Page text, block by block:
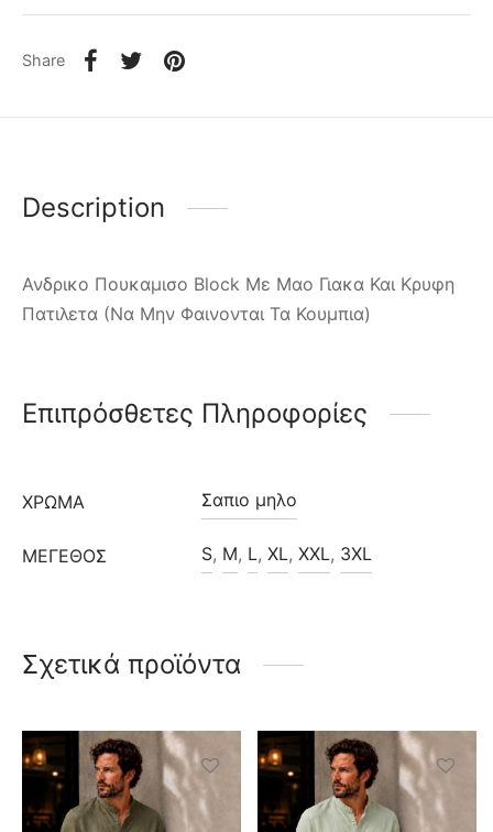
Share
Description
Ανδρικο Πουκαμισο Block Με Μαο Γιακα Και Κρυφη
Πατιλετα (Να Μην Φαινονται Τα Κουμπια)
Επιπρόσθετες Πληροφορίες
ΧΡΩΜΑ Σαπιο μηλο
ΜΈΓΕΘΟΣ S, M, L, XL, XXL, 3XL
Σχετικά προϊόντα